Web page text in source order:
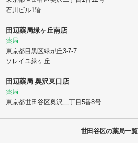
石川ビル1階
田辺薬局緑ヶ丘南店
薬局
東京都目黒区緑が丘3-7-7
ソレイユ緑ヶ丘
田辺薬局 奥沢東口店
薬局
東京都世田谷区奥沢二丁目5番8号
世田谷区の薬局一覧